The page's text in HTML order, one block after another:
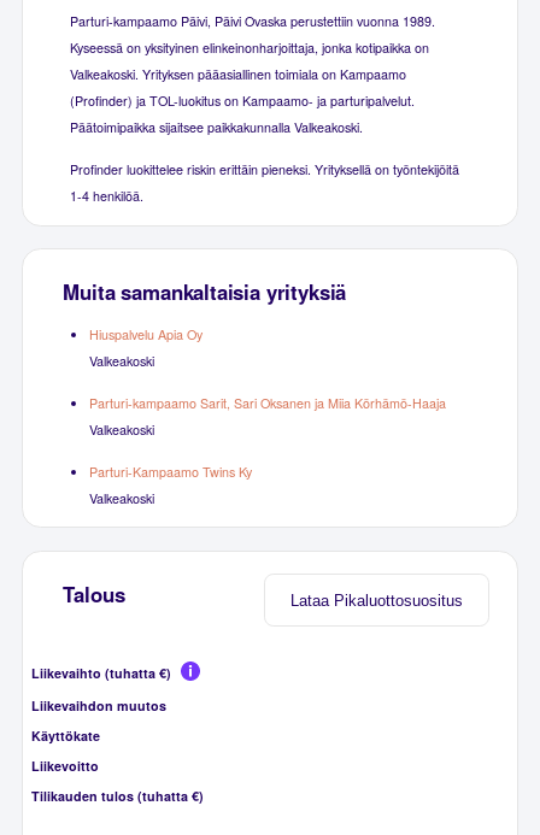
Parturi-kampaamo Päivi, Päivi Ovaska perustettiin vuonna 1989.
Kyseessä on yksityinen elinkeinonharjoittaja, jonka kotipaikka on
Valkeakoski. Yrityksen pääasiallinen toimiala on Kampaamo
(Profinder) ja TOL-luokitus on Kampaamo- ja parturipalvelut.
Päätoimipaikka sijaitsee paikkakunnalla Valkeakoski.
Profinder luokittelee riskin erittäin pieneksi. Yrityksellä on työntekijöitä
1-4 henkilöä.
Muita samankaltaisia yrityksiä
Hiuspalvelu Apia Oy
Valkeakoski
Parturi-kampaamo Sarit, Sari Oksanen ja Miia Körhämö-Haaja
Valkeakoski
Parturi-Kampaamo Twins Ky
Valkeakoski
Lataa Pikaluottosuositus
Talous
Liikevaihto (tuhatta €)
Liikevaihdon muutos
Käyttökate
Liikevoitto
Tilikauden tulos (tuhatta €)